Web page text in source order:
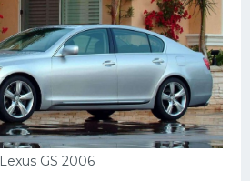
Lexus GS 2006